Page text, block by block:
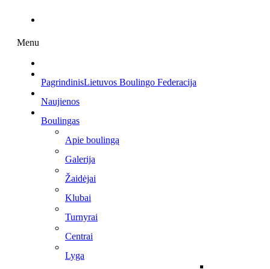
Menu
PagrindinisLietuvos Boulingo Federacija
Naujienos
Boulingas
Apie boulingą
Galerija
Žaidėjai
Klubai
Turnyrai
Centrai
Lyga